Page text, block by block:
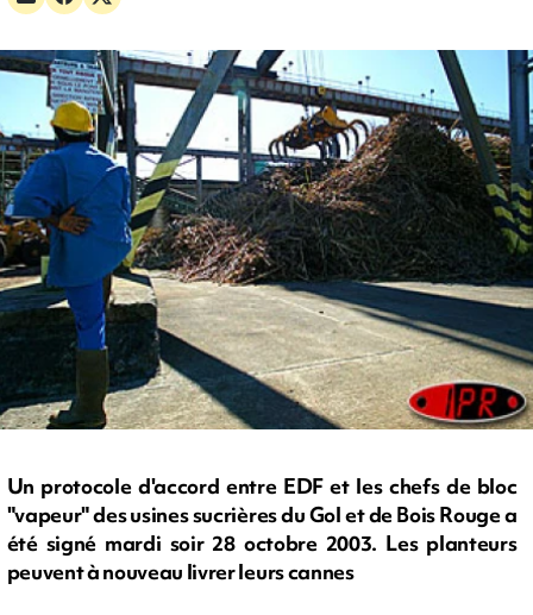
Un protocole d'accord entre EDF et les chefs de bloc
"vapeur" des usines sucrières du Gol et de Bois Rouge a
été signé mardi soir 28 octobre 2003. Les planteurs
peuvent à nouveau livrer leurs cannes